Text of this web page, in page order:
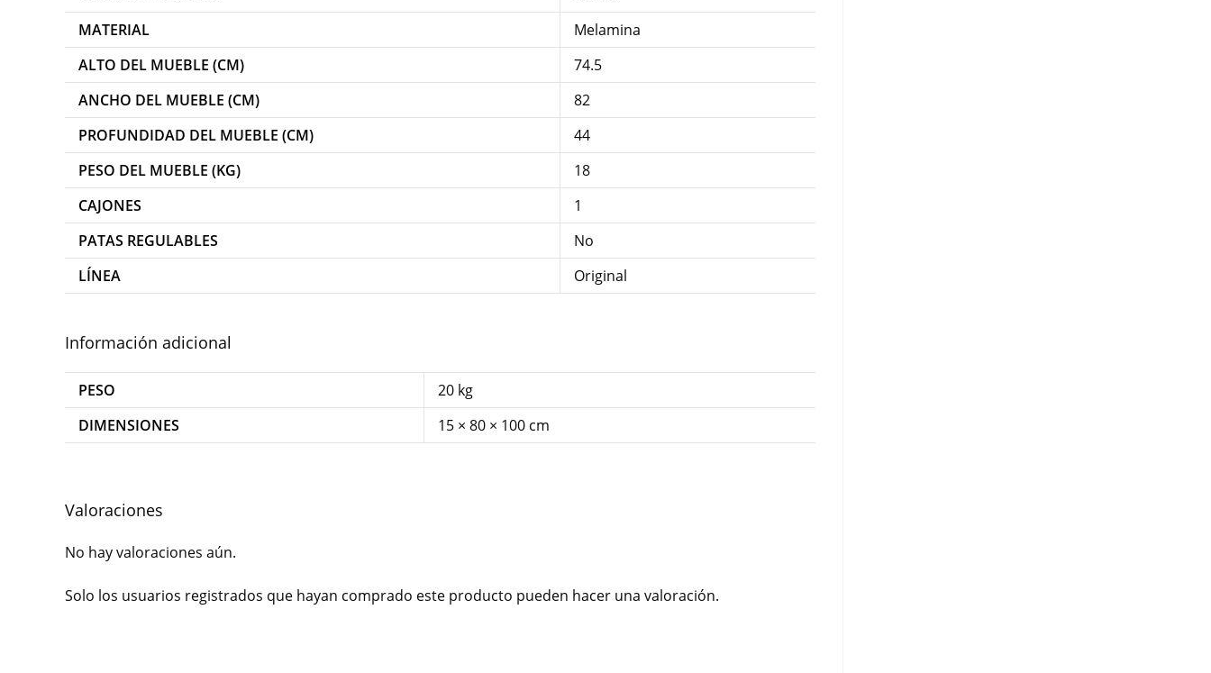
MATERIAL
Melamina
ALTO DEL MUEBLE (CM)
74.5
ANCHO DEL MUEBLE (CM)
82
PROFUNDIDAD DEL MUEBLE (CM)
44
PESO DEL MUEBLE (KG)
18
CAJONES
1
PATAS REGULABLES
No
LÍNEA
Original
Información adicional
PESO
20 kg
DIMENSIONES
15 × 80 × 100 cm
Valoraciones
No hay valoraciones aún.
Solo los usuarios registrados que hayan comprado este producto pueden hacer una valoración.